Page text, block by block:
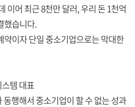
이어 최근 8천만 달러, 우리 돈 1천억
했습니다.
약이자 단일 중소기업으로는 막대한
템 대표
행해서 중소기업이 할 수 없는 성과